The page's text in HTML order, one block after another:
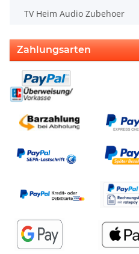
TV Heim Audio Zubehoer
Zahlungsarten